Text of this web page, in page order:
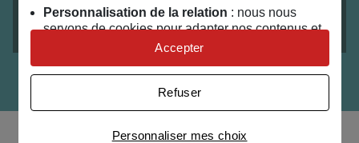
Kitchen gravure
Personnalisation de la relation : nous nous
servons de cookies pour adapter nos contenus et
personnaliser nos offres
Univers publicitaire: nous utilisons avec nos
publicités personnalisées
Personnaliser mes choix
Refuser
Accepter